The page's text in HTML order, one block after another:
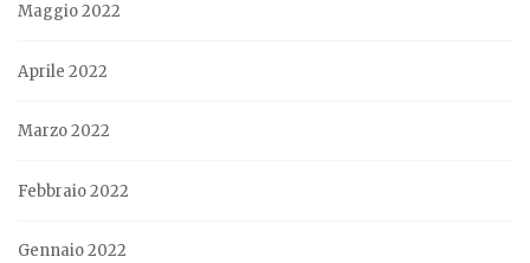
Maggio 2022
Aprile 2022
Marzo 2022
Febbraio 2022
Gennaio 2022